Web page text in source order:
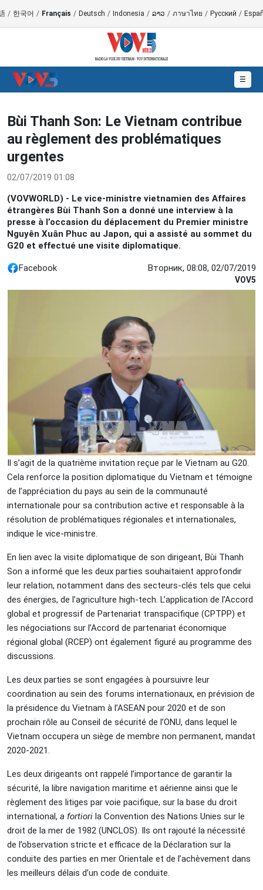
/ 한국어 / Français / Deutsch / Indonesia / ລາວ / ภาษาไทย / Русский /
☰
Bùi Thanh Son: Le Vietnam contribue
au règlement des problématiques
urgentes
02/07/2019 01:08
(VOVWORLD) - Le vice-ministre vietnamien des Affaires
étrangères Bùi Thanh Son a donné une interview à la
presse à l’occasion du déplacement du Premier ministre
Nguyên Xuân Phuc au Japon, qui a assisté au sommet du
G20 et effectué une visite diplomatique.
Facebook Вторник, 08:08, 02/07/2019
VOV5
Il s’agit de la quatrième invitation reçue par le Vietnam au G20.
Cela renforce la position diplomatique du Vietnam et témoigne
de l’appréciation du pays au sein de la communauté
internationale pour sa contribution active et responsable à la
résolution de problématiques régionales et internationales,
indique le vice-ministre.
En lien avec la visite diplomatique de son dirigeant, Bùi Thanh
Son a informé que les deux parties souhaitaient approfondir
leur relation, notamment dans des secteurs-clés tels que celui
des énergies, de l’agriculture high-tech. L’application de l’Accord
global et progressif de Partenariat transpacifique (CPTPP) et
les négociations sur l’Accord de partenariat économique
régional global (RCEP) ont également figuré au programme des
discussions.
Les deux parties se sont engagées à poursuivre leur
coordination au sein des forums internationaux, en prévision de
la présidence du Vietnam à l’ASEAN pour 2020 et de son
prochain rôle au Conseil de sécurité de l’ONU, dans lequel le
Vietnam occupera un siège de membre non permanent, mandat
2020-2021.
Les deux dirigeants ont rappelé l’importance de garantir la
sécurité, la libre navigation maritime et aérienne ainsi que le
règlement des litiges par voie pacifique, sur la base du droit
international, a fortiori la Convention des Nations Unies sur le
droit de la mer de 1982 (UNCLOS). Ils ont rajouté la nécessité
de l’observation stricte et efficace de la Déclaration sur la
conduite des parties en mer Orientale et de l’achèvement dans
les meilleurs délais d’un code de conduite.